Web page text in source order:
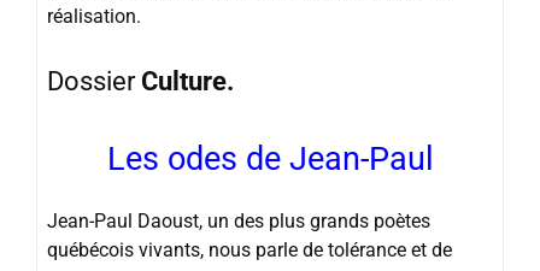
réalisation.
Dossier Culture.
Les odes de Jean-Paul
Jean-Paul Daoust, un des plus grands poètes
québécois vivants, nous parle de tolérance et de